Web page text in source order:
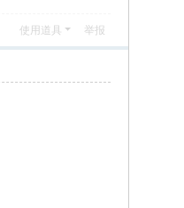
使用道具 举报